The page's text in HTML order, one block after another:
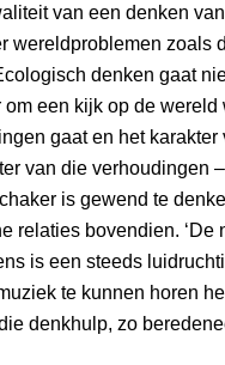
van een denken
wereldproblemen zoals
denken gaat
een kijk op de
gaat en het karakter
van die verhoudingen
is gewend te
relaties bovendien. ‘De
is een steeds
te kunnen horen
denkhulp, zo